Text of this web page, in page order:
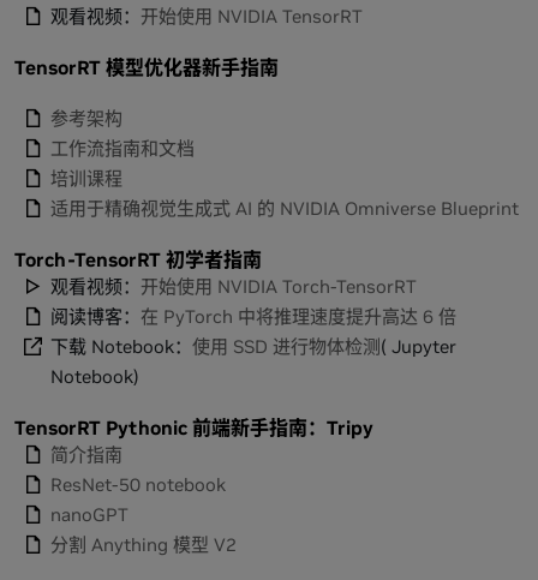
观看视频： 开始使用 NVIDIA TensorRT
TensorRT 模型优化器新手指南
参考架构
工作流指南和文档
培训课程
适用于精确视觉生成式 AI 的 NVIDIA Omniverse Blueprint
Torch-TensorRT 初学者指南
观看视频： 开始使用 NVIDIA Torch-TensorRT
阅读博客： 在 PyTorch 中将推理速度提升高达 6 倍
下载 Notebook： 使用 SSD 进行物体检测 ( Jupyter
Notebook)
TensorRT Pythonic 前端新手指南：Tripy
简介指南
ResNet-50 notebook
nanoGPT
分割 Anything 模型 V2